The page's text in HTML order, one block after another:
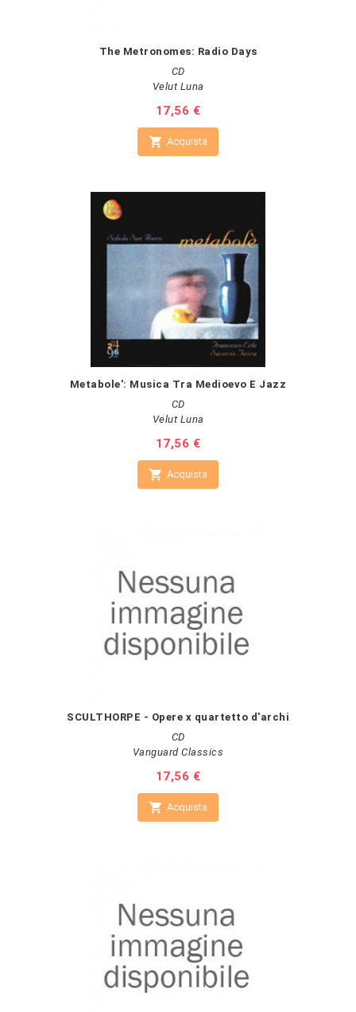
The Metronomes: Radio Days
CD
Velut Luna
Prezzo
17,56 €
 Acquista
Metabole': Musica Tra Medioevo E Jazz
CD
Velut Luna
Prezzo
17,56 €
 Acquista
SCULTHORPE - Opere x quartetto d'archi
CD
Vanguard Classics
Prezzo
17,56 €
 Acquista